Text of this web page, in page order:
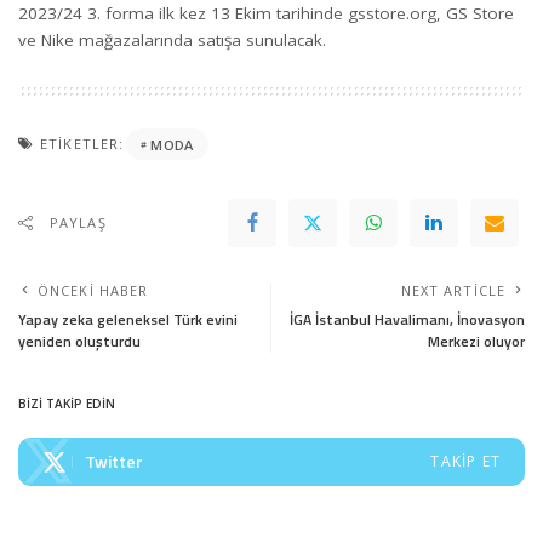
2023/24 3. forma ilk kez 13 Ekim tarihinde gsstore.org, GS Store
ve Nike mağazalarında satışa sunulacak.
ETIKETLER: MODA
PAYLAŞ
ÖNCEKI HABER
Yapay zeka geleneksel Türk evini
yeniden oluşturdu
NEXT ARTICLE
İGA İstanbul Havalimanı, İnovasyon
Merkezi oluyor
BİZİ TAKİP EDİN
Twitter TAKIP ET